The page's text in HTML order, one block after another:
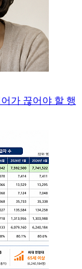
가 끊어야 할 행